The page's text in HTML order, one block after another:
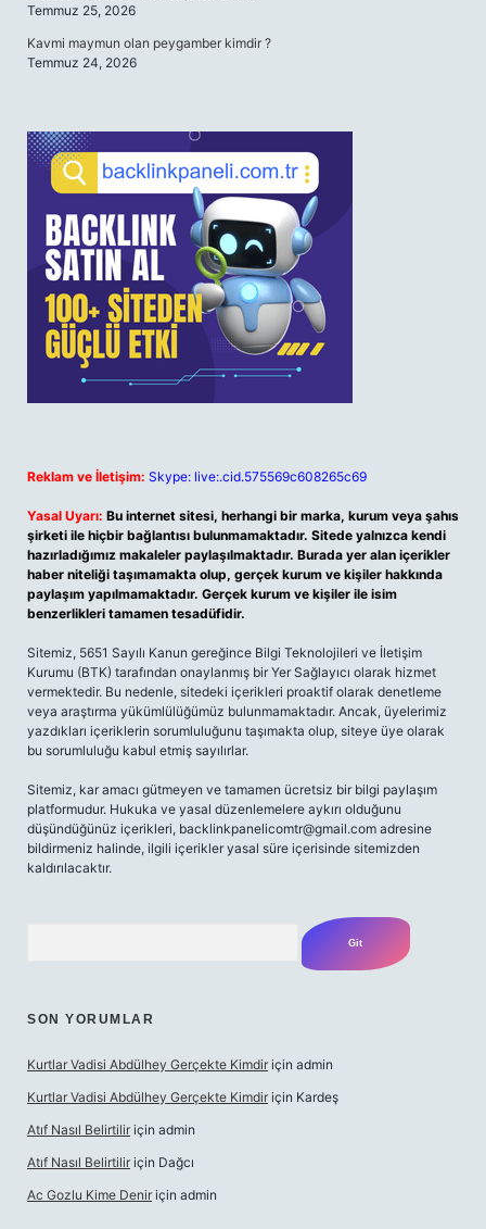
Temmuz 25, 2026
Kavmi maymun olan peygamber kimdir ?
Temmuz 24, 2026
Reklam ve İletişim: Skype: live:.cid.575569c608265c69
Yasal Uyarı: Bu internet sitesi, herhangi bir marka, kurum veya şahıs
şirketi ile hiçbir bağlantısı bulunmamaktadır. Sitede yalnızca kendi
hazırladığımız makaleler paylaşılmaktadır. Burada yer alan içerikler
haber niteliği taşımamakta olup, gerçek kurum ve kişiler hakkında
paylaşım yapılmamaktadır. Gerçek kurum ve kişiler ile isim
benzerlikleri tamamen tesadüfidir.
Sitemiz, 5651 Sayılı Kanun gereğince Bilgi Teknolojileri ve İletişim
Kurumu (BTK) tarafından onaylanmış bir Yer Sağlayıcı olarak hizmet
vermektedir. Bu nedenle, sitedeki içerikleri proaktif olarak denetleme
veya araştırma yükümlülüğümüz bulunmamaktadır. Ancak, üyelerimiz
yazdıkları içeriklerin sorumluluğunu taşımakta olup, siteye üye olarak
bu sorumluluğu kabul etmiş sayılırlar.
Sitemiz, kar amacı gütmeyen ve tamamen ücretsiz bir bilgi paylaşım
platformudur. Hukuka ve yasal düzenlemelere aykırı olduğunu
düşündüğünüz içerikleri, backlinkpanelicomtr@gmail.com adresine
bildirmeniz halinde, ilgili içerikler yasal süre içerisinde sitemizden
kaldırılacaktır.
SON YORUMLAR
Kurtlar Vadisi Abdülhey Gerçekte Kimdir için admin
Kurtlar Vadisi Abdülhey Gerçekte Kimdir için Kardeş
Atıf Nasıl Belirtilir için admin
Atıf Nasıl Belirtilir için Dağcı
Ac Gozlu Kime Denir için admin